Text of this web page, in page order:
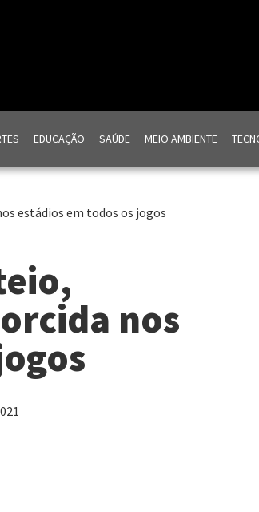
EDUCAÇÃO SAÚDE MEIO AMBIENTE
estádios em todos os jogos
nos